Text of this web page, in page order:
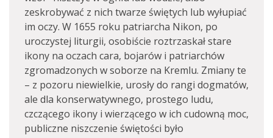
zeskrobywać z nich twarze świętych lub wyłupiać
im oczy. W 1655 roku patriarcha Nikon, po
uroczystej liturgii, osobiście roztrzaskał stare
ikony na oczach cara, bojarów i patriarchów
zgromadzonych w soborze na Kremlu. Zmiany te
– z pozoru niewielkie, urosły do rangi dogmatów,
ale dla konserwatywnego, prostego ludu,
czczącego ikony i wierzącego w ich cudowną moc,
publiczne niszczenie świętości było